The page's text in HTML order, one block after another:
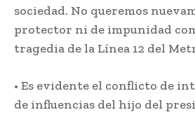
sociedad. No queremos
protector ni de impunidad
tragedia de la Línea 12 del
• Es evidente el conflicto de
de influencias del hijo del